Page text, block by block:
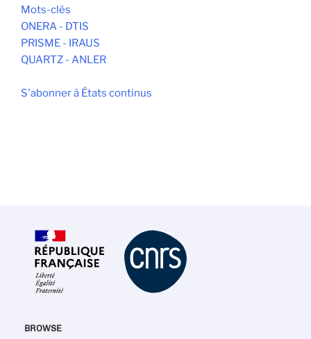
Mots-clés
ONERA - DTIS
PRISME - IRAUS
QUARTZ - ANLER
S'abonner à États continus
BROWSE